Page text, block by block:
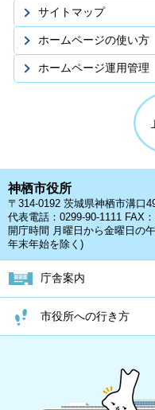
サイトマップ
ホームページの使い方
ホームページ運用管理
神栖市役所
〒314-0192 茨城県神栖市溝口
代表電話：0299-90-1111 FAX
開庁時間 月曜日から金曜日の
年末年始を除く)
庁舎案内
市役所への行き方